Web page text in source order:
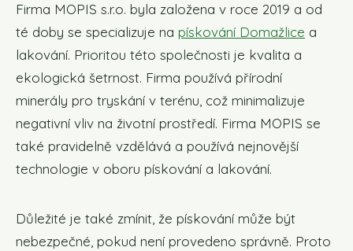
Firma MOPIS s.r.o. byla založena v roce 2019 a od
té doby se specializuje na pískování Domažlice a
lakování. Prioritou této společnosti je kvalita a
ekologická šetrnost. Firma používá přírodní
minerály pro tryskání v terénu, což minimalizuje
negativní vliv na životní prostředí. Firma MOPIS se
také pravidelně vzdělává a používá nejnovější
technologie v oboru pískování a lakování.
Důležité je také zmínit, že pískování může být
nebezpečné, pokud není provedeno správně. Proto